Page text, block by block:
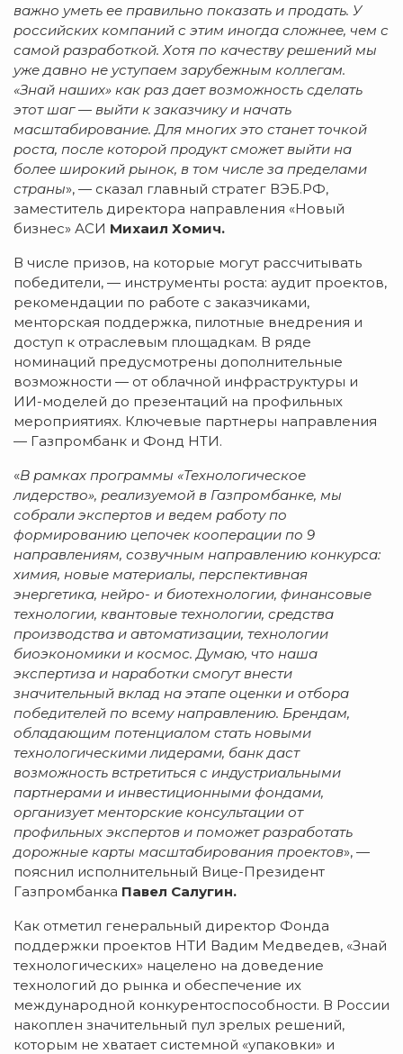
важно уметь ее правильно показать и продать. У
российских компаний с этим иногда сложнее, чем с
самой разработкой. Хотя по качеству решений мы
уже давно не уступаем зарубежным коллегам.
«Знай наших» как раз дает возможность сделать
этот шаг — выйти к заказчику и начать
масштабирование. Для многих это станет точкой
роста, после которой продукт сможет выйти на
более широкий рынок, в том числе за пределами
страны», — сказал главный стратег ВЭБ.РФ,
заместитель директора направления «Новый
бизнес» АСИ Михаил Хомич.
В числе призов, на которые могут рассчитывать
победители, — инструменты роста: аудит проектов,
рекомендации по работе с заказчиками,
менторская поддержка, пилотные внедрения и
доступ к отраслевым площадкам. В ряде
номинаций предусмотрены дополнительные
возможности — от облачной инфраструктуры и
ИИ-моделей до презентаций на профильных
мероприятиях. Ключевые партнеры направления
— Газпромбанк и Фонд НТИ.
«В рамках программы «Технологическое
лидерство», реализуемой в Газпромбанке, мы
собрали экспертов и ведем работу по
формированию цепочек кооперации по 9
направлениям, созвучным направлению конкурса:
химия, новые материалы, перспективная
энергетика, нейро- и биотехнологии, финансовые
технологии, квантовые технологии, средства
производства и автоматизации, технологии
биоэкономики и космос. Думаю, что наша
экспертиза и наработки смогут внести
значительный вклад на этапе оценки и отбора
победителей по всему направлению. Брендам,
обладающим потенциалом стать новыми
технологическими лидерами, банк даст
возможность встретиться с индустриальными
партнерами и инвестиционными фондами,
организует менторские консультации от
профильных экспертов и поможет разработать
дорожные карты масштабирования проектов», —
пояснил исполнительный Вице-Президент
Газпромбанка Павел Салугин.
Как отметил генеральный директор Фонда
поддержки проектов НТИ Вадим Медведев, «Знай
технологических» нацелено на доведение
технологий до рынка и обеспечение их
международной конкурентоспособности. В России
накоплен значительный пул зрелых решений,
которым не хватает системной «упаковки» и